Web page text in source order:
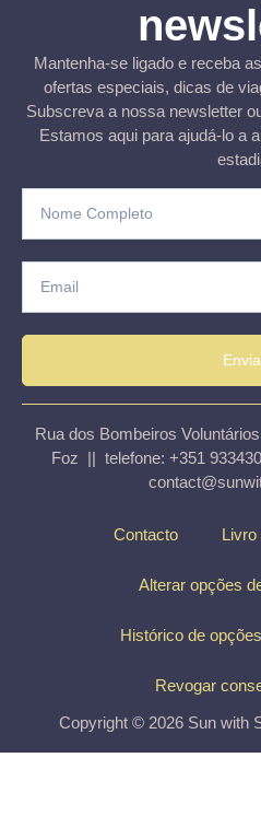
Mantenha-se ligado e receba
ofertas especiais, dicas de
Subscreva a nossa newsletter
Estamos aqui para ajudá-lo a
Rua dos Bombeiros
Foz || telefone: +351
Contacto Livro
Alterar opções
Histórico de
Revogar
Copyright © 2026 Sun with